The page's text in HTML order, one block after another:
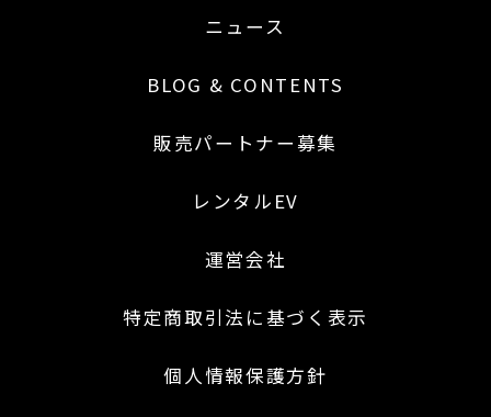
ニュース
BLOG & CONTENTS
販売パートナー募集
レンタルEV
運営会社
特定商取引法に基づく表示
個人情報保護方針